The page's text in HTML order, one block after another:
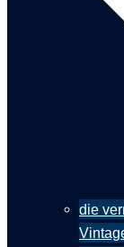
die